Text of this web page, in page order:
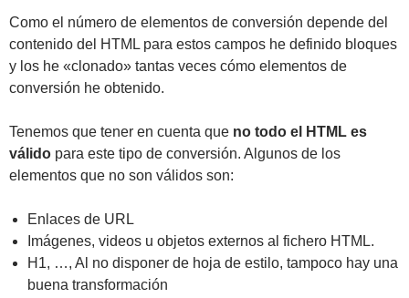
Como el número de elementos de conversión depende del
contenido del HTML para estos campos he definido bloques
y los he «clonado» tantas veces cómo elementos de
conversión he obtenido.
Tenemos que tener en cuenta que no todo el HTML es
válido para este tipo de conversión. Algunos de los
elementos que no son válidos son:
Enlaces de URL
Imágenes, videos u objetos externos al fichero HTML.
H1, …, Al no disponer de hoja de estilo, tampoco hay una
buena transformación